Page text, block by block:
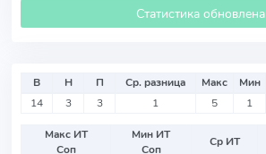
Статистика обновлена
В Н П Ср. разница Макс Мин
14
3 3 1 5 1
Макс ИТ
Соп
Мин ИТ
Соп
Ср ИТ